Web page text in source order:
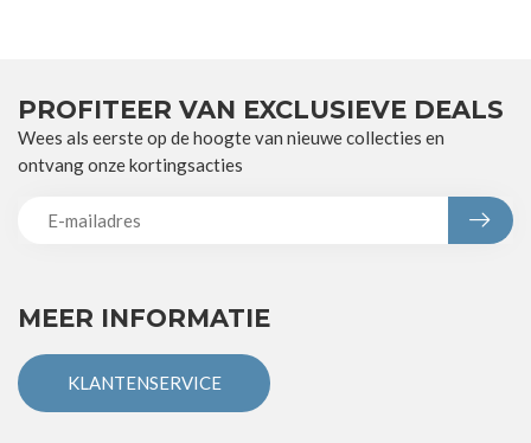
MEER INFORMATIE
KLANTENSERVICE
PROFITEER VAN EXCLUSIEVE DEALS
Wees als eerste op de hoogte van nieuwe collecties en
ontvang onze kortingsacties